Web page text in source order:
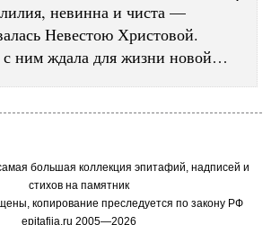
невинна и чиста —
Невестою Христовой.
с ним ждала для жизни новой…
большая коллекция эпитафий, надписей и
стихов на памятник
копирование преследуется по закону РФ
epitafija.ru 2005—2026